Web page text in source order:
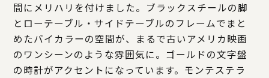
間にメリハリを付けました。ブラックスチールの脚
とローテーブル・サイドテーブルのフレームでまと
めたバイカラーの空間が、まるで古いアメリカ映画
のワンシーンのような雰囲気に。ゴールドの文字盤
の時計がアクセントになっています。モンテステラ